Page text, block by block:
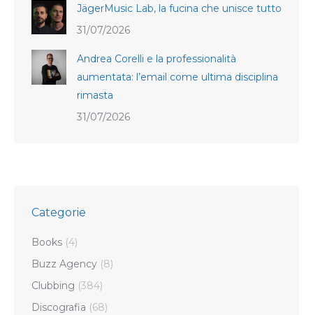
JägerMusic Lab, la fucina che unisce tutto
31/07/2026
Andrea Corelli e la professionalità
aumentata: l’email come ultima disciplina
rimasta
31/07/2026
Categorie
Books (4)
Buzz Agency (8)
Clubbing (384)
Discografia (68)